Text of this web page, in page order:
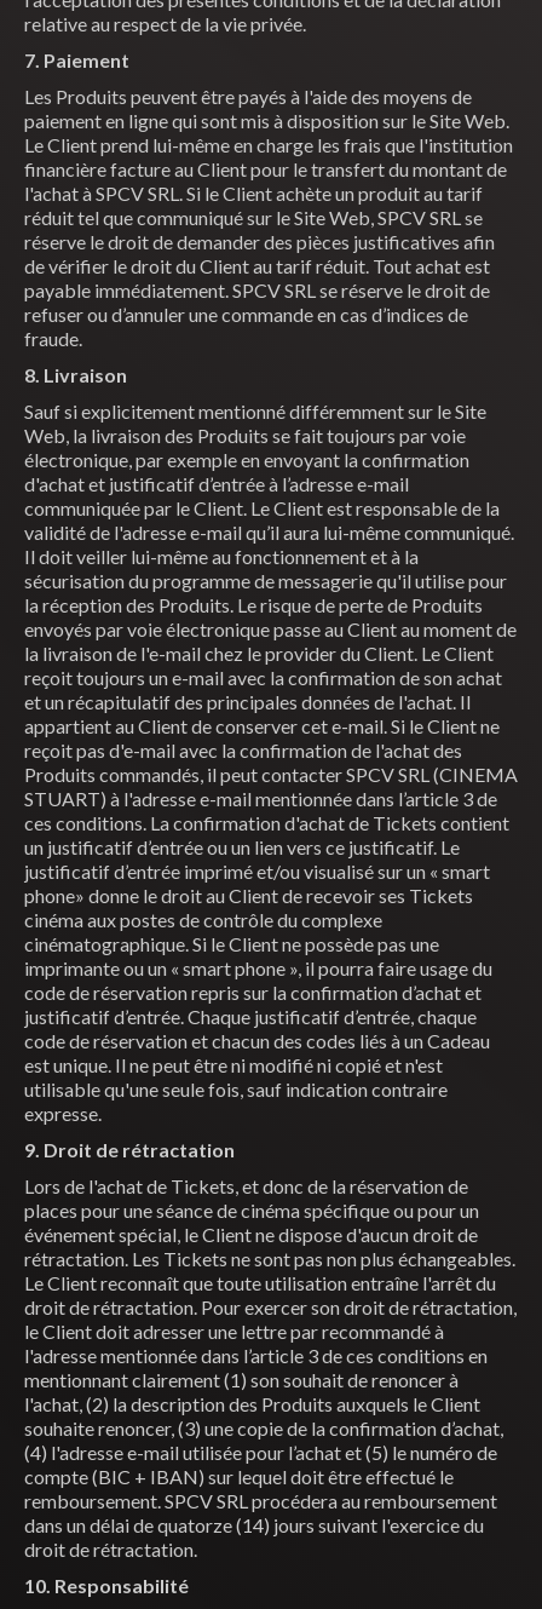
relative au respect de la vie privée.
7. Paiement
Les Produits peuvent être payés à l'aide des moyens de
paiement en ligne qui sont mis à disposition sur le Site Web.
Le Client prend lui-même en charge les frais que l'institution
financière facture au Client pour le transfert du montant de
l'achat à SPCV SRL. Si le Client achète un produit au tarif
réduit tel que communiqué sur le Site Web, SPCV SRL se
réserve le droit de demander des pièces justificatives afin
de vérifier le droit du Client au tarif réduit. Tout achat est
payable immédiatement. SPCV SRL se réserve le droit de
refuser ou d’annuler une commande en cas d’indices de
fraude.
8. Livraison
Sauf si explicitement mentionné différemment sur le Site
Web, la livraison des Produits se fait toujours par voie
électronique, par exemple en envoyant la confirmation
d'achat et justificatif d’entrée à l’adresse e-mail
communiquée par le Client. Le Client est responsable de la
validité de l'adresse e-mail qu’il aura lui-même communiqué.
Il doit veiller lui-même au fonctionnement et à la
sécurisation du programme de messagerie qu'il utilise pour
la réception des Produits. Le risque de perte de Produits
envoyés par voie électronique passe au Client au moment de
la livraison de l'e-mail chez le provider du Client. Le Client
reçoit toujours un e-mail avec la confirmation de son achat
et un récapitulatif des principales données de l'achat. Il
appartient au Client de conserver cet e-mail. Si le Client ne
reçoit pas d'e-mail avec la confirmation de l'achat des
Produits commandés, il peut contacter SPCV SRL (CINEMA
STUART) à l'adresse e-mail mentionnée dans l’article 3 de
ces conditions. La confirmation d'achat de Tickets contient
un justificatif d’entrée ou un lien vers ce justificatif. Le
justificatif d’entrée imprimé et/ou visualisé sur un « smart
phone» donne le droit au Client de recevoir ses Tickets
cinéma aux postes de contrôle du complexe
cinématographique. Si le Client ne possède pas une
imprimante ou un « smart phone », il pourra faire usage du
code de réservation repris sur la confirmation d’achat et
justificatif d’entrée. Chaque justificatif d’entrée, chaque
code de réservation et chacun des codes liés à un Cadeau
est unique. Il ne peut être ni modifié ni copié et n'est
utilisable qu'une seule fois, sauf indication contraire
expresse.
9. Droit de rétractation
Lors de l'achat de Tickets, et donc de la réservation de
places pour une séance de cinéma spécifique ou pour un
événement spécial, le Client ne dispose d'aucun droit de
rétractation. Les Tickets ne sont pas non plus échangeables.
Le Client reconnaît que toute utilisation entraîne l'arrêt du
droit de rétractation. Pour exercer son droit de rétractation,
le Client doit adresser une lettre par recommandé à
l'adresse mentionnée dans l’article 3 de ces conditions en
mentionnant clairement (1) son souhait de renoncer à
l'achat, (2) la description des Produits auxquels le Client
souhaite renoncer, (3) une copie de la confirmation d’achat,
(4) l'adresse e-mail utilisée pour l’achat et (5) le numéro de
compte (BIC + IBAN) sur lequel doit être effectué le
remboursement. SPCV SRL procédera au remboursement
dans un délai de quatorze (14) jours suivant l'exercice du
droit de rétractation.
10. Responsabilité